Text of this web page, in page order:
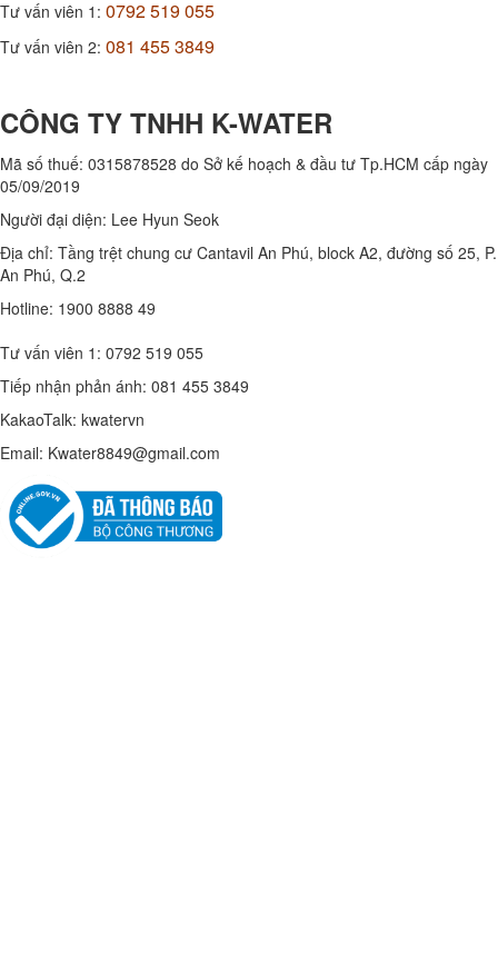
Tư vấn viên 1: 0792 519 055
Tư vấn viên 2: 081 455 3849
CÔNG TY TNHH K-WATER
Mã số thuế: 0315878528 do Sở kế hoạch & đầu tư Tp.HCM cấp ngày
05/09/2019
Người đại diện: Lee Hyun Seok
Địa chỉ: Tầng trệt chung cư Cantavil An Phú, block A2, đường số 25, P.
An Phú, Q.2
Hotline: 1900 8888 49
Tư vấn viên 1: 0792 519 055
Tiếp nhận phản ánh: 081 455 3849
KakaoTalk: kwatervn
Email: Kwater8849@gmail.com